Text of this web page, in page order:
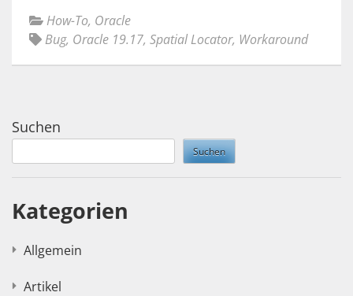
How-To, Oracle
Bug, Oracle 19.17, Spatial Locator, Workaround
Suchen
Suchen
Kategorien
Allgemein
Artikel